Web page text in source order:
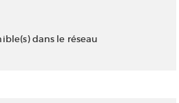
dans le réseau